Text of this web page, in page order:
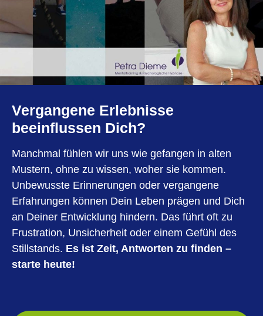
Vergangene Erlebnisse
beeinflussen Dich?
Manchmal fühlen wir uns wie gefangen in alten
Mustern, ohne zu wissen, woher sie kommen.
Unbewusste Erinnerungen oder vergangene
Erfahrungen können Dein Leben prägen und Dich
an Deiner Entwicklung hindern. Das führt oft zu
Frustration, Unsicherheit oder einem Gefühl des
Stillstands. Es ist Zeit, Antworten zu finden –
starte heute!